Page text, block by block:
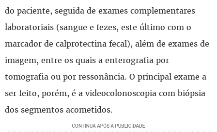
do paciente, seguida de exames complementares
laboratoriais (sangue e fezes, este último com o
marcador de calprotectina fecal), além de exames de
imagem, entre os quais a enterografia por
tomografia ou por ressonância. O principal exame a
ser feito, porém, é a videocolonoscopia com biópsia
dos segmentos acometidos.